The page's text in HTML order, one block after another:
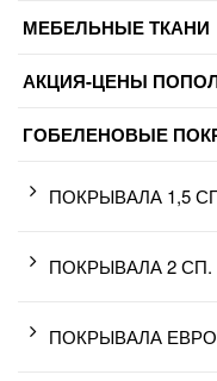
МЕБЕЛЬНЫЕ ТКАНИ
АКЦИЯ-ЦЕНЫ
ГОБЕЛЕНОВЫЕ
ПОКРЫВАЛА 1,5
ПОКРЫВАЛА 2 СП.
ПОКРЫВАЛА ЕВРО